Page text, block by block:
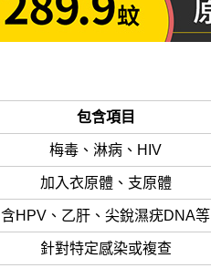
包含項目
梅毒、淋病、HIV
加入衣原體、支原體
含HPV、乙肝、尖銳濕疣DNA等
針對特定感染或複查